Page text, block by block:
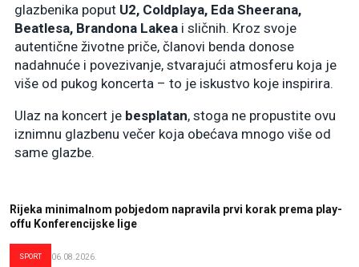
glazbenika poput U2, Coldplaya, Eda Sheerana,
Beatlesa, Brandona Lakea i sličnih. Kroz svoje
autentične životne priče, članovi benda donose
nadahnuće i povezivanje, stvarajući atmosferu koja je
više od pukog koncerta – to je iskustvo koje inspirira.
Ulaz na koncert je besplatan, stoga ne propustite ovu
iznimnu glazbenu večer koja obećava mnogo više od
same glazbe.
Rijeka minimalnom pobjedom napravila prvi korak prema play-
offu Konferencijske lige
SPORT 06.08.2026.